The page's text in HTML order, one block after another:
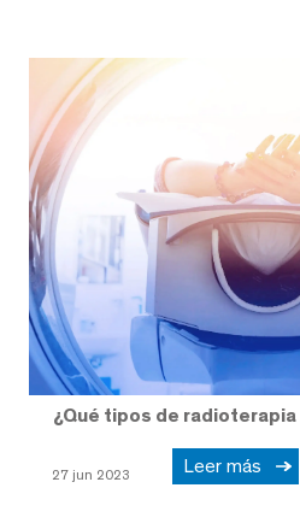
¿Qué tipos de
27 jun 2023 Leer más